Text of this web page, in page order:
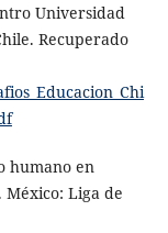
Universidad
Recuperado
humano en
Liga de